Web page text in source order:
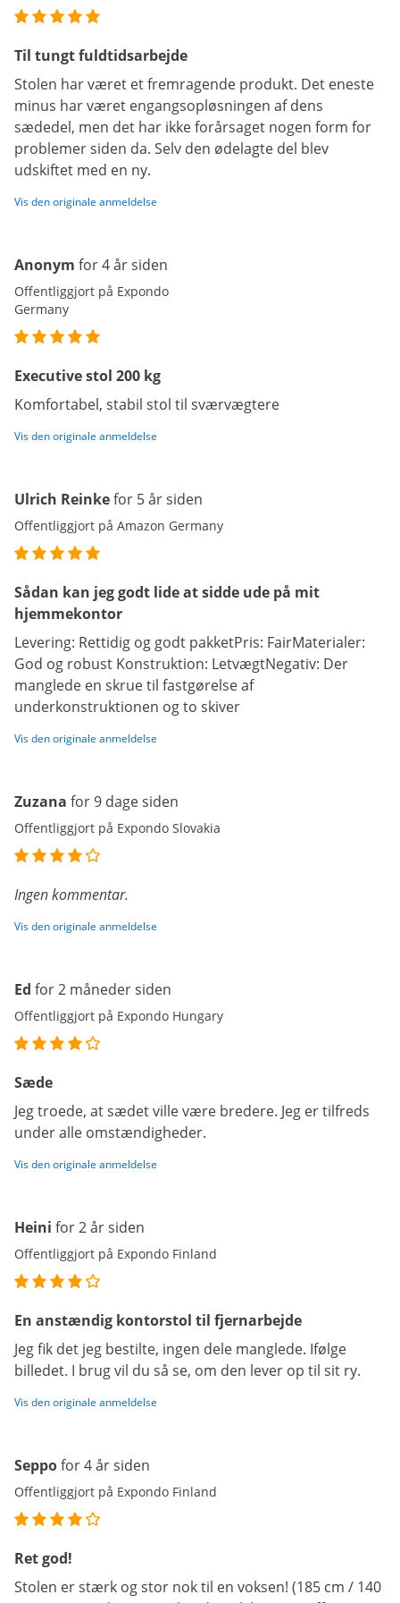
Til tungt fuldtidsarbejde
Stolen har været et fremragende produkt. Det eneste
minus har været engangsopløsningen af dens
sædedel, men det har ikke forårsaget nogen form for
problemer siden da. Selv den ødelagte del blev
udskiftet med en ny.
Vis den originale anmeldelse
Anonym for 4 år siden
Offentliggjort på Expondo
Germany
Executive stol 200 kg
Komfortabel, stabil stol til sværvægtere
Vis den originale anmeldelse
Ulrich Reinkefor 5 år siden
Offentliggjort på Amazon Germany
Sådan kan jeg godt lide at sidde ude på mit
hjemmekontor
Levering: Rettidig og godt pakketPris: FairMaterialer:
God og robust Konstruktion: LetvægtNegativ: Der
manglede en skrue til fastgørelse af
underkonstruktionen og to skiver
Vis den originale anmeldelse
Zuzana for 9 dage siden
Offentliggjort på Expondo Slovakia
Ingen kommentar.
Vis den originale anmeldelse
Ed for 2 måneder siden
Offentliggjort på Expondo Hungary
Sæde
Jeg troede, at sædet ville være bredere. Jeg er tilfreds
under alle omstændigheder.
Vis den originale anmeldelse
Heini for 2 år siden
Offentliggjort på Expondo Finland
En anstændig kontorstol til fjernarbejde
Jeg fik det jeg bestilte, ingen dele manglede. Ifølge
billedet. I brug vil du så se, om den lever op til sit ry.
Vis den originale anmeldelse
Seppofor 4 år siden
Offentliggjort på Expondo Finland
Ret god!
Stolen er stærk og stor nok til en voksen! (185 cm / 140